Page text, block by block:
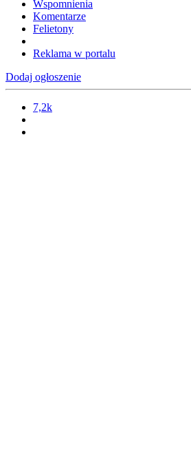
Wspomnienia
Komentarze
Felietony
Reklama w portalu
Dodaj ogłoszenie
7,2k